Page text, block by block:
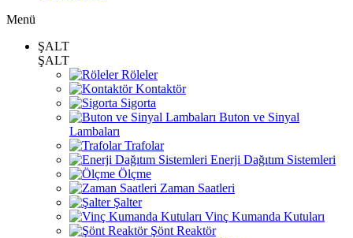
Menü
ŞALT
ŞALT
Röleler
Kontaktör
Sigorta
Buton ve Sinyal
Lambaları
Trafolar
Enerji Dağıtım Sistemleri
Ölçme
Zaman Saatleri
Şalter
Vinç Kumanda Kutuları
Şönt Reaktör